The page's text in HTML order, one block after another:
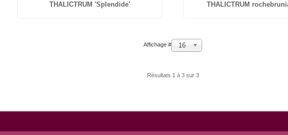
THALICTRUM 'Splendide'
THALICTRUM
Affichage # 16
Résultats 1 à 3 sur 3